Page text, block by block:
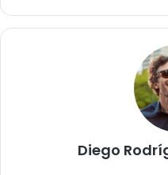
Diego